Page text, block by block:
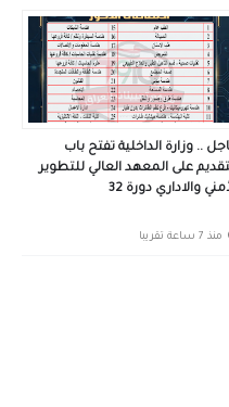
.. وزارة الداخلية تفتح باب
على المعهد العالي للتطوير
والاداري دورة 32
منذ 7 ساعة تقريبا